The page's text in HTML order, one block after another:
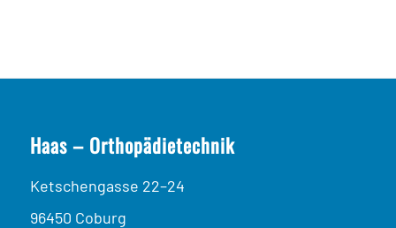
Haas – Orthopädietechnik
Ketschengasse 22–24
96450 Coburg